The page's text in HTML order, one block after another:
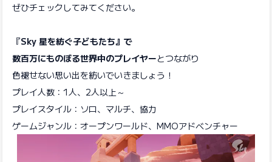
ぜひチェックしてみてください。
『Sky 星を紡ぐ子どもたち』で
数百万にものぼる世界中のプレイヤーとつながり
色褪せない思い出を紡いでいきましょう！
プレイ人数：1人、2人以上～
プレイスタイル：ソロ、マルチ、協力
ゲームジャンル：オープンワールド、MMOアドベンチャー